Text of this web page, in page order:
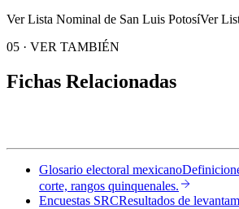
Ver Lista Nominal de San Luis PotosíVer
05 · VER TAMBIÉN
Fichas Relacionadas
Glosario electoral mexicano
corte, rangos quinquenales.
Encuestas SRCResultados de